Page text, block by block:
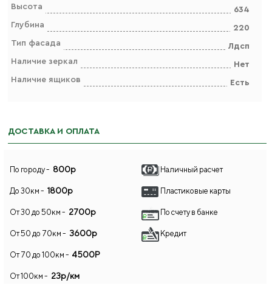
Высота
634
Глубина
220
Тип фасада
Лдсп
Наличие зеркал
Нет
Наличие ящиков
Есть
ДОСТАВКА И ОПЛАТА
По городу - 800р
До 30км - 1800р
От 30 до 50км - 2700р
От 50 до 70км - 3600р
От 70 до 100км - 4500Р
От 100км - 23р/км
Наличный расчет
Пластиковые карты
По счету в банке
Кредит